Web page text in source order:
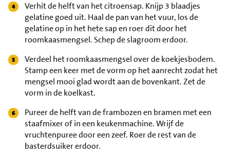
Verhit de helft van het citroensap. Knijp 3 blaadjes
gelatine goed uit. Haal de pan van het vuur, los de
gelatine op in het hete sap en roer dit door het
roomkaasmengsel. Schep de slagroom erdoor.
Verdeel het roomkaasmengsel over de koekjesbodem.
Stamp een keer met de vorm op het aanrecht zodat het
mengsel mooi glad wordt aan de bovenkant. Zet de
vorm in de koelkast.
Pureer de helft van de frambozen en bramen met een
staafmixer of in een keukenmachine. Wrijf de
vruchtenpuree door een zeef. Roer de rest van de
basterdsuiker erdoor.